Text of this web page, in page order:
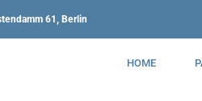
61, Berlin
HOME